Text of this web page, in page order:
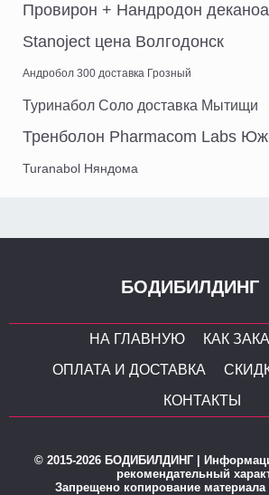
Провирон + Нандродон
Stanoject цена Волгодонск
Андробол 300 доставка Грозный
Туринабол Соло доставка Мытищи
Тренболон Pharmacom Labs
Turanabol Няндома
БОДИБИЛДИНГ
НА ГЛАВНУЮ
КАК
ОПЛАТА И ДОСТАВКА
КОНТАКТЫ
© 2015-2026 БОДИБИЛДИНГ |
рекомендательный
Запрещено копирование материала